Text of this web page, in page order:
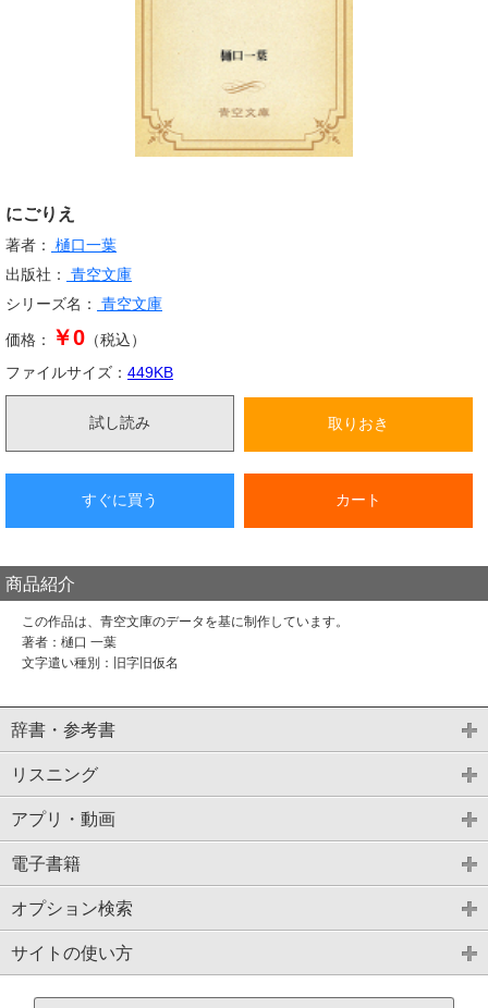
にごりえ
著者：
樋口一葉
出版社：
青空文庫
シリーズ名：
青空文庫
価格： ￥0 （税込）
ファイルサイズ： 449KB
試し読み 取りおき
すぐに買う カート
商品紹介
この作品は、青空文庫のデータを基に制作しています。
著者：樋口 一葉
文字遣い種別：旧字旧仮名
辞書・参考書
リスニング
アプリ・動画
電子書籍
オプション検索
サイトの使い方